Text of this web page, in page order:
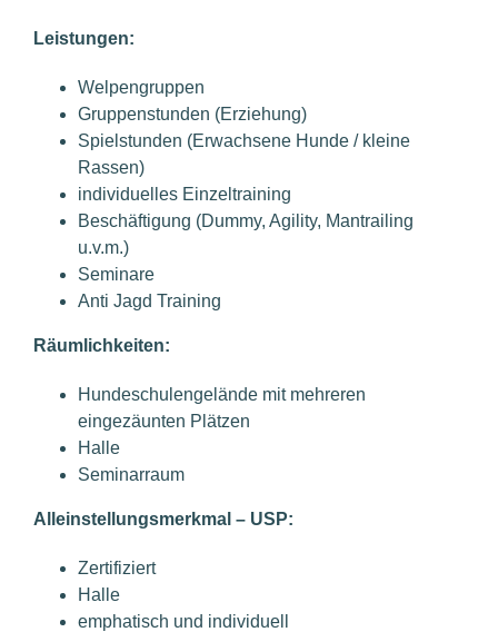
Leistungen:
Welpengruppen
Gruppenstunden (Erziehung)
Spielstunden (Erwachsene Hunde / kleine
Rassen)
individuelles Einzeltraining
Beschäftigung (Dummy, Agility, Mantrailing
u.v.m.)
Seminare
Anti Jagd Training
Räumlichkeiten:
Hundeschulengelände mit mehreren
eingezäunten Plätzen
Halle
Seminarraum
Alleinstellungsmerkmal – USP:
Zertifiziert
Halle
emphatisch und individuell